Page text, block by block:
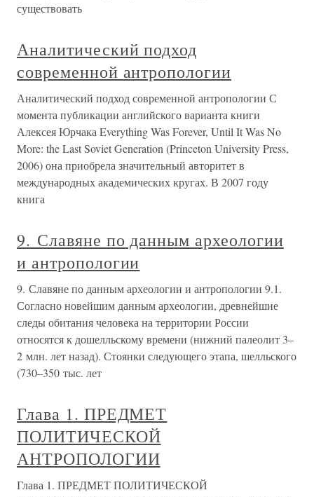
существовать
Аналитический подход
современной антропологии
Аналитический подход современной антропологии С
момента публикации английского варианта книги
Алексея Юрчака Everything Was Forever, Until It Was No
More: the Last Soviet Generation (Princeton University Press,
2006) она приобрела значительный авторитет в
международных академических кругах. В 2007 году
книга
9. Славяне по данным археологии
и антропологии
9. Славяне по данным археологии и антропологии 9.1.
Согласно новейшим данным археологии, древнейшие
следы обитания человека на территории России
относятся к дошелльскому времени (нижний палеолит 3–
2 млн. лет назад). Стоянки следующего этапа, шелльского
(730–350 тыс. лет
Глава 1. ПРЕДМЕТ
ПОЛИТИЧЕСКОЙ
АНТРОПОЛОГИИ
Глава 1. ПРЕДМЕТ ПОЛИТИЧЕСКОЙ